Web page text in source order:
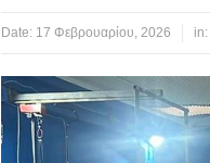
Date: 17 Φεβρουαρίου, 2026 in: